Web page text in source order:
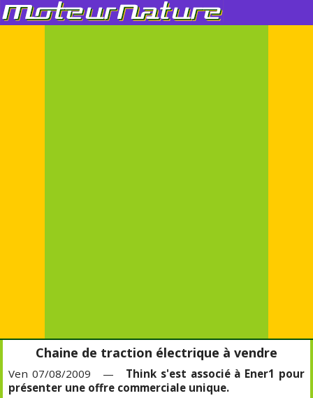
Chaine de traction électrique à vendre
Ven 07/08/2009 — Think s'est associé à Ener1 pour
présenter une offre commerciale unique.